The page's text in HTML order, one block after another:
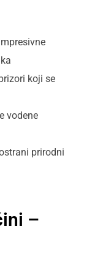
koji se
vodene
prirodni
–